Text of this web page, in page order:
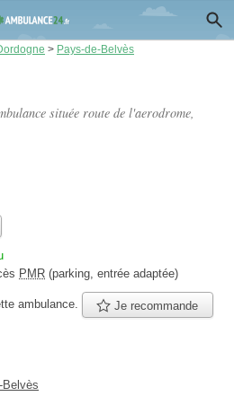
> Pays-de-Belvès
située route de l'aerodrome,
PMR (parking, entrée adaptée)
ambulance. Je recommande